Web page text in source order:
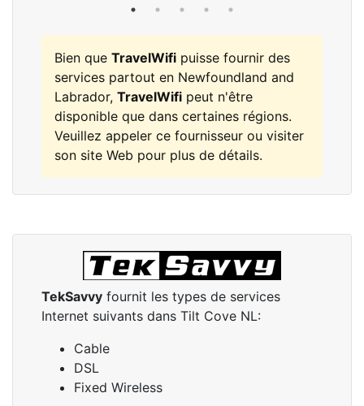
Bien que TravelWifi puisse fournir des
services partout en Newfoundland and
Labrador, TravelWifi peut n'être
disponible que dans certaines régions.
Veuillez appeler ce fournisseur ou visiter
son site Web pour plus de détails.
TekSavvy fournit les types de services
Internet suivants dans Tilt Cove NL:
Cable
DSL
Fixed Wireless